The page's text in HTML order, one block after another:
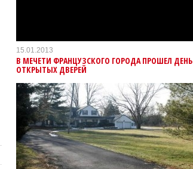
15.01.2013
В МЕЧЕТИ ФРАНЦУЗСКОГО ГОРОДА ПРОШЕЛ ДЕНЬ
ОТКРЫТЫХ ДВЕРЕЙ